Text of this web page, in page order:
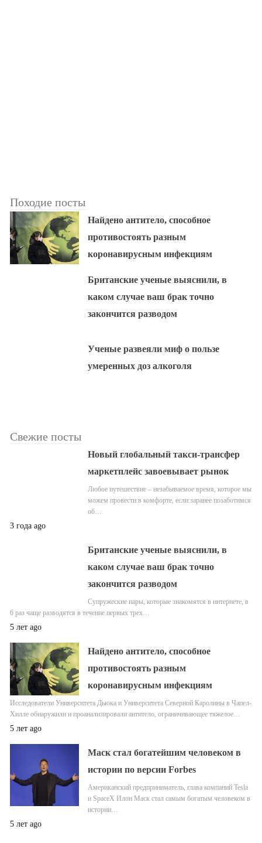
Походие посты
Найдено антитело, способное
противостоять разным
коронавирусным инфекциям
Британские ученые выяснили, в
каком случае ваш брак точно
закончится разводом
Ученые развеяли миф о пользе
умеренных доз алкоголя
Свежие посты
Новый глобальный такси-трансфер
маркетплейс завоевывает рынок
Любое путешествие – незабываемое время, которое мы
можем провести в комфорте, если заранее позаботимся
об…
3 года ago
Британские ученые выяснили, в
каком случае ваш брак точно
закончится разводом
Супружеские пары, которые знакомятся в интернете, в
6 раз чаще разводятся в течение первых трех…
5 лет ago
Найдено антитело, способное
противостоять разным
коронавирусным инфекциям
Исследователи Университета Дьюка и Университета Северной Каролины в Чапел-
Хилле обнаружили и проанализировали антитело, ограничивающее тяжелое…
5 лет ago
Маск стал богатейшим человеком в
истории по версии Forbes
Американский предприниматель, глава компаний Tesla
и SpaceX Илон Маск стал самым богатым человеком в
истории…
5 лет ago